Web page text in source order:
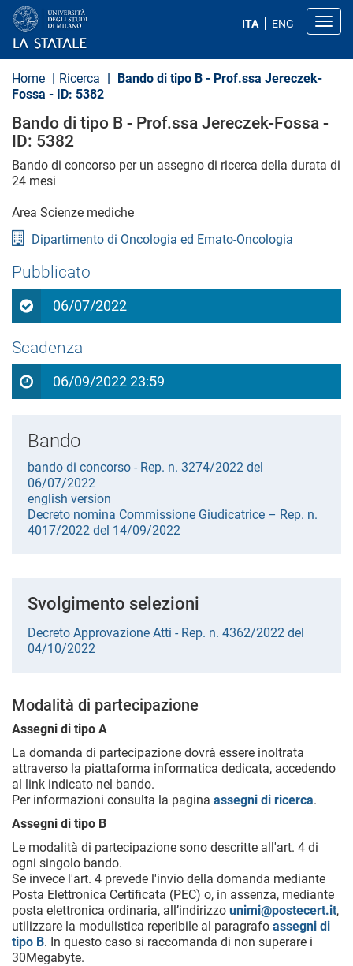
a
ITA ENG
Home Ricerca
Bando di tipo B - Prof.ssa Jereczek-
Fossa - ID: 5382
Bando di tipo B - Prof.ssa Jereczek-Fossa -
ID: 5382
Bando di concorso per un assegno di ricerca della durata di
24 mesi
Area Scienze mediche
Dipartimento di Oncologia ed Emato-Oncologia
Pubblicato
06/07/2022
Scadenza
06/09/2022 23:59
Bando
bando di concorso - Rep. n. 3274/2022 del
06/07/2022
english version
Decreto nomina Commissione Giudicatrice – Rep. n.
4017/2022 del 14/09/2022
Svolgimento selezioni
Decreto Approvazione Atti - Rep. n. 4362/2022 del
04/10/2022
Modalità di partecipazione
Assegni di tipo A
La domanda di partecipazione dovrà essere inoltrata
attraverso la piattaforma informatica dedicata, accedendo
al link indicato nel bando.
Per informazioni consulta la pagina assegni di ricerca.
Assegni di tipo B
Le modalità di partecipazione sono descritte all'art. 4 di
ogni singolo bando.
Se invece l'art. 4 prevede l'invio della domanda mediante
Posta Elettronica Certificata (PEC) o, in assenza, mediante
posta elettronica ordinaria, all’indirizzo unimi@postecert.it,
utilizzare la modulistica reperibile al paragrafo assegni di
tipo B. In questo caso si raccomanda di non superare i
30Megabyte.